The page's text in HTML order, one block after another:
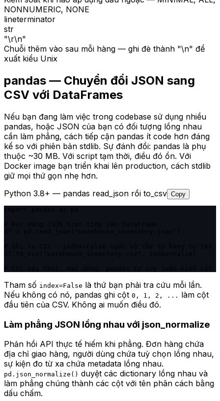
NONNUMERIC, NONE
lineterminator
str
"\r\n"
Chuỗi thêm vào sau mỗi hàng — ghi đè thành "\n" để
xuất kiểu Unix
pandas — Chuyển đổi JSON sang
CSV với DataFrames
Nếu bạn đang làm việc trong codebase sử dụng nhiều
pandas, hoặc JSON của bạn có đối tượng lồng nhau
cần làm phẳng, cách tiếp cận pandas ít code hơn đáng
kể so với phiên bản stdlib. Sự đánh đổi: pandas là phụ
thuộc ~30 MB. Với script tạm thời, điều đó ổn. Với
Docker image bạn triển khai lên production, cách stdlib
giữ mọi thứ gọn nhẹ hơn.
Python 3.8+ — pandas read_json rồi to_csv Copy
Tham số index=False là thứ bạn phải tra cứu mỗi lần.
Nếu không có nó, pandas ghi cột 0, 1, 2, ... làm cột
đầu tiên của CSV. Không ai muốn điều đó.
Làm phẳng JSON lồng nhau với json_normalize
Phản hồi API thực tế hiếm khi phẳng. Đơn hàng chứa
địa chỉ giao hàng, người dùng chứa tuỳ chọn lồng nhau,
sự kiện đo từ xa chứa metadata lồng nhau.
pd.json_normalize() duyệt các dictionary lồng nhau và
làm phẳng chúng thành các cột với tên phân cách bằng
dấu chấm.